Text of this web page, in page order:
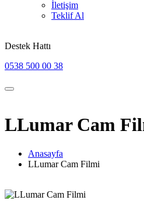
İletişim
Teklif Al
Destek Hattı
0538 500 00 38
LLumar Cam
Anasayfa
LLumar Cam Filmi